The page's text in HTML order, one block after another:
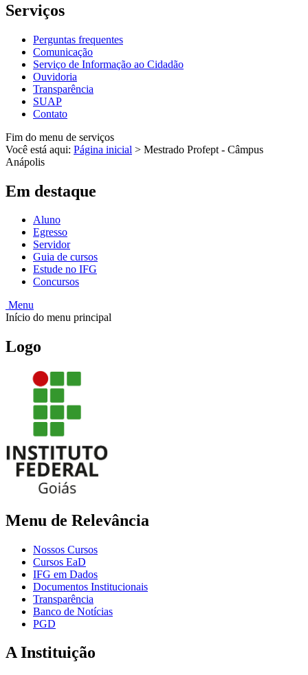
Serviços
Perguntas frequentes
Comunicação
Serviço de Informação ao Cidadão
Ouvidoria
Transparência
SUAP
Contato
Fim do menu de serviços
Você está aqui: Página inicial > Mestrado Profept - Câmpus
Anápolis
Em destaque
Aluno
Egresso
Servidor
Guia de cursos
Estude no IFG
Concursos
Menu
Início do menu principal
Logo
Menu de Relevância
Nossos Cursos
Cursos EaD
IFG em Dados
Documentos Institucionais
Transparência
Banco de Notícias
PGD
A Instituição